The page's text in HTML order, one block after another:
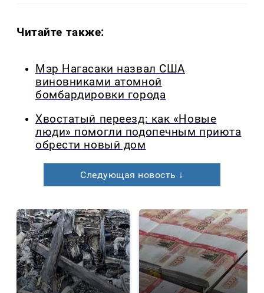
Читайте также:
Мэр Нагасаки назвал США
виновниками атомной
бомбардировки города
Хвостатый переезд: как «Новые
люди» помогли подопечным приюта
обрести новый дом
Следующая новость ↓